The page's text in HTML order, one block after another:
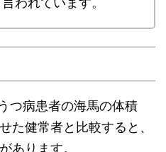
つ病患者の海馬の体積
た健常者と比較すると、
あります。